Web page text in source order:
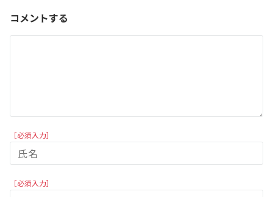
コメントする
［必須入力］
［必須入力］